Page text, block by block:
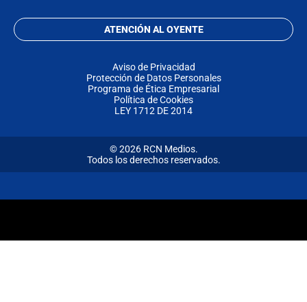
ATENCIÓN AL OYENTE
Aviso de Privacidad
Protección de Datos Personales
Programa de Ética Empresarial
Política de Cookies
LEY 1712 DE 2014
© 2026 RCN Medios.
Todos los derechos reservados.